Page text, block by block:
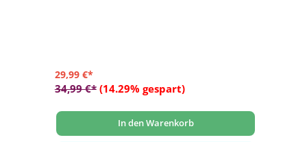
29,99 €*
34,99 €* (14.29% gespart)
In den Warenkorb